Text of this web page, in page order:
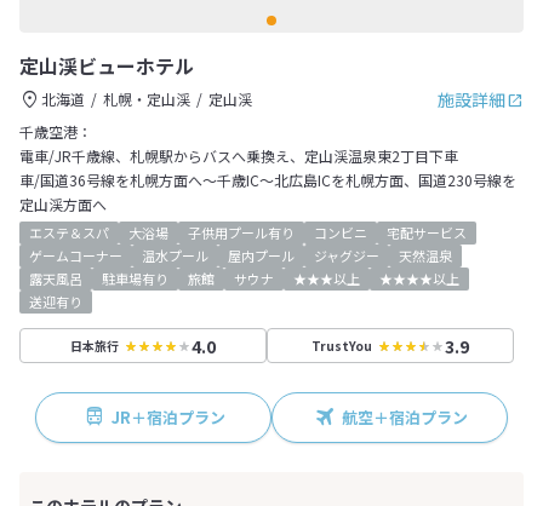
定山渓ビューホテル
施設詳細
北海道 札幌・定山渓
定山渓
千歳空港：
電車/JR千歳線、札幌駅からバスへ乗換え、定山渓温泉東2丁目下車
車/国道36号線を札幌方面へ～千歳IC～北広島ICを札幌方面、国道230号線を
定山渓方面へ
エステ＆スパ 大浴場 子供用プール有り コンビニ
宅配サービス
ゲームコーナー
温水プール 屋内プール ジャグジー
天然温泉
露天風呂
駐車場有り 旅館 サウナ ★★★以上
★★★★以上
送迎有り
日本旅行 4.0 TrustYou 3.9
JR＋宿泊プラン 航空＋宿泊プラン